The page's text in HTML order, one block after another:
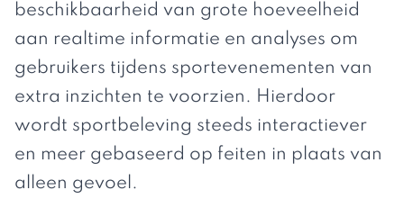
beschikbaarheid van grote hoeveelheid
aan realtime informatie en analyses om
gebruikers tijdens sportevenementen van
extra inzichten te voorzien. Hierdoor
wordt sportbeleving steeds interactiever
en meer gebaseerd op feiten in plaats van
alleen gevoel.